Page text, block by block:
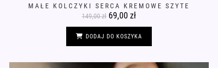
MAŁE KOLCZYKI SERCA KREMOWE SZYTE
149,00zł Pierwotna
cena
wynosiła:
149,00 zł.
69,00 zł
wynosi:
69,00 zł.
DODAJ DO KOSZYKA